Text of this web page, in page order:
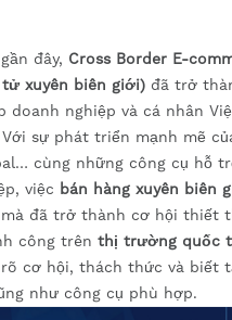
đây, Cross Border E-
xuyên biên giới) đã trở
doanh nghiệp và cá nhân
sự phát triển mạnh mẽ
cùng những công cụ hỗ
việc bán hàng xuyên biên
đã trở thành cơ hội thiết
công trên thị trường quốc
cơ hội, thách thức và biết
như công cụ phù hợp.